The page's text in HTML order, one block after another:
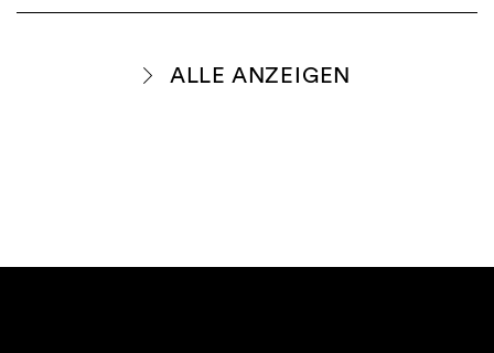
ALLE ANZEIGEN